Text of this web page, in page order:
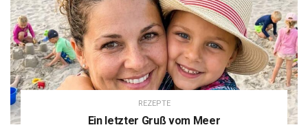
REZEPTE
Ein letzter Gruß vom Meer